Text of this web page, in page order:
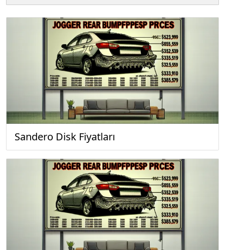
Sandero Disk Fiyatları